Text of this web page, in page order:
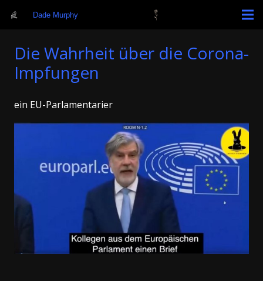
Dade Murphy
Die Wahrheit über die Corona-
Impfungen
ein EU-Parlamentarier